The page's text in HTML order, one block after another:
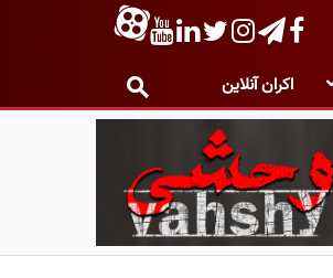
اکران آنلاین